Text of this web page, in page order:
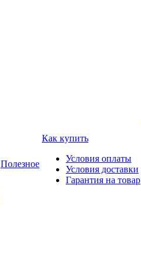
Полезное
Как купить
Условия оплаты
Условия доставки
Гарантия на товар